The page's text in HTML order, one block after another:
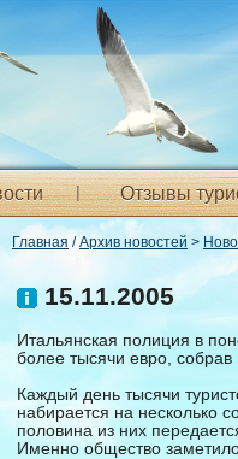
Отзывы
Главная /Архив новостей >
15.11.2005
Итальянская полиция в
более тысячи евро,
Каждый день тысячи
набирается на несколько
половина из них
Именно общество